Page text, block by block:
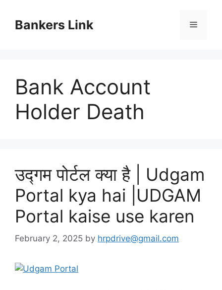
contentBankers Link Menu
Bank Account
Holder Death
उद्गम पोर्टल क्या है | Udgam
Portal kya hai |UDGAM
Portal kaise use karen
February 2, 2025 by hrpdrive@gmail.com